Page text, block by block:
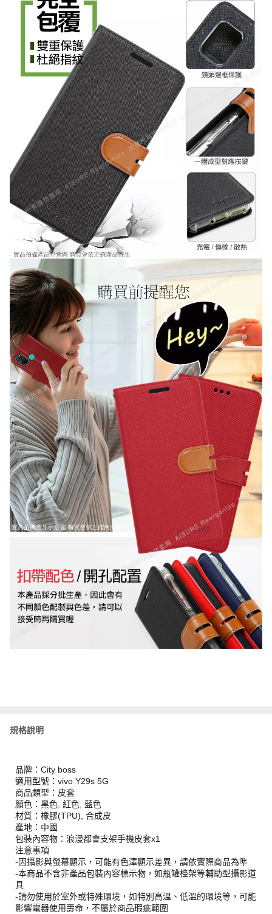
規格說明
品牌：City boss
適用型號：vivo Y29s 5G
商品類型：皮套
顏色：黑色, 紅色, 藍色
材質：橡膠(TPU), 合成皮
產地：中國
包裝內容物：浪漫都會支架手機皮套x1
注意事項
-因攝影與螢幕顯示，可能有色澤顯示差異，請依實際商品為準
-本商品不含非產品包裝內容標示物，如瓶罐檯架等輔助型攝影道
具
-請勿使用於室外或特殊環境，如特別高溫、低溫的環境等，可能
影響電器使用壽命，不屬於商品瑕疵範圍